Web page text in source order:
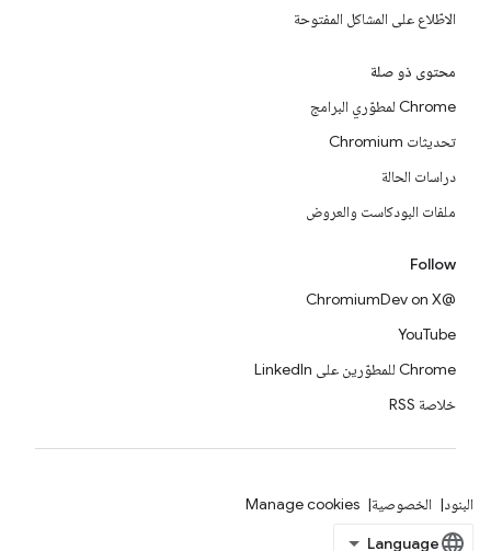
الاطّلاع على المشاكل المفتوحة
محتوى ذو صلة
Chrome لمطوّري البرامج
تحديثات Chromium
دراسات الحالة
ملفات البودكاست والعروض
Follow
@ChromiumDev on X
YouTube
Chrome للمطوّرين على LinkedIn
خلاصة RSS
البنود الخصوصية Manage cookies